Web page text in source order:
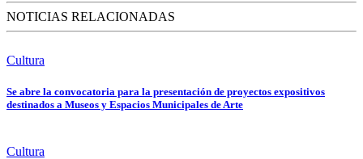
NOTICIAS RELACIONADAS
Cultura
Se abre la convocatoria para la presentación de proyectos expositivos
destinados a Museos y Espacios Municipales de Arte
Cultura